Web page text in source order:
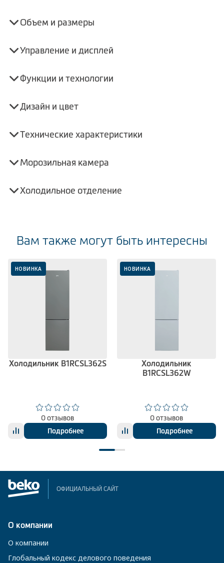
Объем и размеры
Управление и дисплей
Функции и технологии
Дизайн и цвет
Технические характеристики
Морозильная камера
Холодильное отделение
Вам также могут быть интересны
НОВИНКА
Холодильник B1RCSL362S
0 отзывов
Подробнее
НОВИНКА
Холодильник
B1RCSL362W
0 отзывов
Подробнее
ОФИЦИАЛЬНЫЙ САЙТ
О компании
О компании
Глобальный кодекс делового поведения